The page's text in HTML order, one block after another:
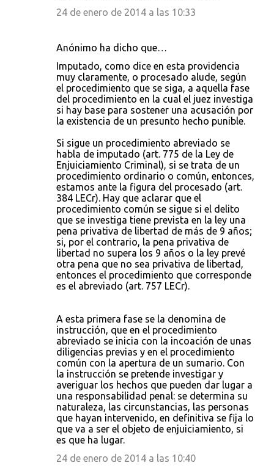
24 de enero de 2014 a las 10:33
Anónimo ha dicho que…
Imputado, como dice en esta providencia
muy claramente, o procesado alude, según
el procedimiento que se siga, a aquella fase
del procedimiento en la cual el juez investiga
si hay base para sostener una acusación por
la existencia de un presunto hecho punible.
Si sigue un procedimiento abreviado se
habla de imputado (art. 775 de la Ley de
Enjuiciamiento Criminal), si se trata de un
procedimiento ordinario o común, entonces,
estamos ante la figura del procesado (art.
384 LECr). Hay que aclarar que el
procedimiento común se sigue si el delito
que se investiga tiene prevista en la ley una
pena privativa de libertad de más de 9 años;
si, por el contrario, la pena privativa de
libertad no supera los 9 años o la ley prevé
otra pena que no sea privativa de libertad,
entonces el procedimiento que corresponde
es el abreviado (art. 757 LECr).
A esta primera fase se la denomina de
instrucción, que en el procedimiento
abreviado se inicia con la incoación de unas
diligencias previas y en el procedimiento
común con la apertura de un sumario. Con
la instrucción se pretende investigar y
averiguar los hechos que pueden dar lugar a
una responsabilidad penal: se determina su
naturaleza, las circunstancias, las personas
que hayan intervenido, en definitiva se fija lo
que va a ser el objeto de enjuiciamiento, si
es que ha lugar.
24 de enero de 2014 a las 10:40